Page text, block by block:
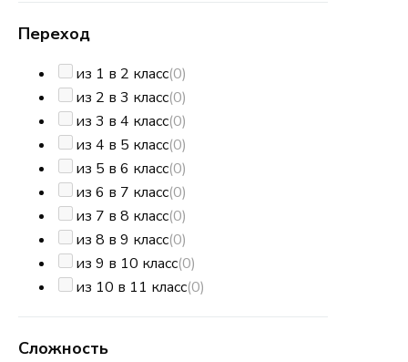
Переход
из 1 в 2 класс(0)
из 2 в 3 класс(0)
из 3 в 4 класс(0)
из 4 в 5 класс(0)
из 5 в 6 класс(0)
из 6 в 7 класс(0)
из 7 в 8 класс(0)
из 8 в 9 класс(0)
из 9 в 10 класс(0)
из 10 в 11 класс(0)
Сложность